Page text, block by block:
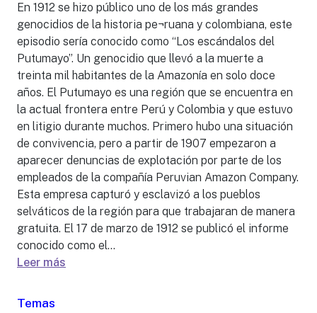
En 1912 se hizo público uno de los más grandes
genocidios de la historia pe¬ruana y colombiana, este
episodio sería conocido como “Los escándalos del
Putumayo”. Un genocidio que llevó a la muerte a
treinta mil habitantes de la Amazonía en solo doce
años. El Putumayo es una región que se encuentra en
la actual frontera entre Perú y Colombia y que estuvo
en litigio durante muchos. Primero hubo una situación
de convivencia, pero a partir de 1907 empezaron a
aparecer denuncias de explotación por parte de los
empleados de la compañía Peruvian Amazon Company.
Esta empresa capturó y esclavizó a los pueblos
selváticos de la región para que trabajaran de manera
gratuita. El 17 de marzo de 1912 se publicó el informe
conocido como el...
Leer más
Temas